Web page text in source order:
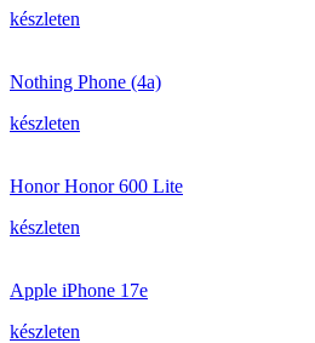
készleten
Nothing Phone (4a)
készleten
Honor Honor 600 Lite
készleten
Apple iPhone 17e
készleten